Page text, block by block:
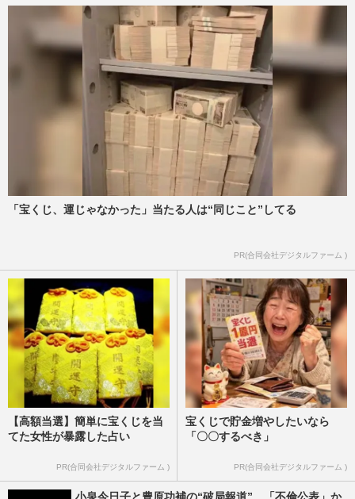
「宝くじ、運じゃなかった」当たる人は“同じこと”してる
PR(合同会社デジタルファーム )
【高額当選】簡単に宝くじを当
てた女性が暴露した占い
PR(合同会社デジタルファーム )
宝くじで貯金増やしたいなら
「〇〇するべき」
PR(合同会社デジタルファーム )
小泉今日子と豊原功補の“破局報道”…「不倫公表」か